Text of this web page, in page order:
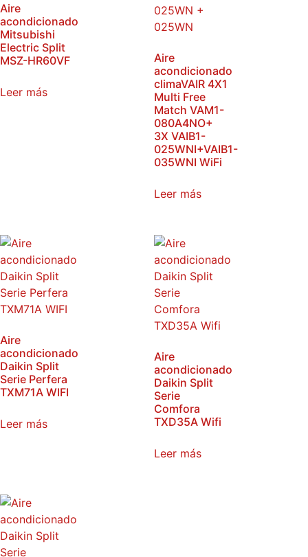
Aire
acondicionado
Mitsubishi
Electric Split
MSZ-HR60VF
Leer más
Aire
acondicionado
climaVAIR 4X1
Multi Free
Match VAM1-
080A4NO+
3X VAIB1-
025WNI+VAIB1-
035WNI WiFi
Leer más
Aire
acondicionado
Daikin Split
Serie Perfera
TXM71A WIFI
Leer más
Aire
acondicionado
Daikin Split
Serie
Comfora
TXD35A Wifi
Leer más